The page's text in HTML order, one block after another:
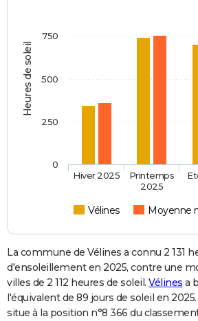
Heures de soleil
Vélines Moyenne
Hiver 2025
Printemps
2025
0
250
500
750
La commune de Vélines a connu 2 131
d'ensoleillement en 2025, contre une
villes de 2 112 heures de soleil. Vélines a
l'équivalent de 89 jours de soleil en
situe à la position n°8 366 du